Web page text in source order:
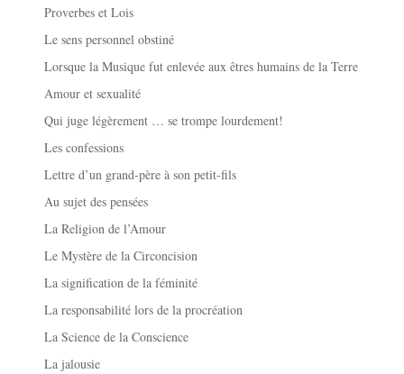
Proverbes et Lois
Le sens personnel obstiné
Lorsque la Musique fut enlevée aux êtres humains de la Terre
Amour et sexualité
Qui juge légèrement … se trompe lourdement!
Les confessions
Lettre d’un grand-père à son petit-fils
Au sujet des pensées
La Religion de l’Amour
Le Mystère de la Circoncision
La signification de la féminité
La responsabilité lors de la procréation
La Science de la Conscience
La jalousie